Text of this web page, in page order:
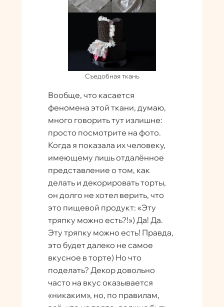
Съедобная ткань
Вообще, что касается
феномена этой ткани, думаю,
много говорить тут излишне:
просто посмотрите на фото.
Когда я показала их человеку,
имеющему лишь отдалённое
представление о том, как
делать и декорировать торты,
он долго не хотел верить, что
это пищевой продукт: «Эту
тряпку можно есть?!») Да! Да.
Эту тряпку можно есть! Правда,
это будет далеко не самое
вкусное в торте) Но что
поделать? Декор довольно
часто на вкус оказывается
«никаким», но, по правилам,